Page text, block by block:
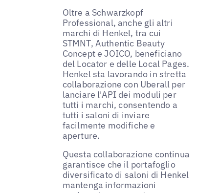
Oltre a Schwarzkopf
Professional, anche gli altri
marchi di Henkel, tra cui
STMNT, Authentic Beauty
Concept e JOICO, beneficiano
del Locator e delle Local Pages.
Henkel sta lavorando in stretta
collaborazione con Uberall per
lanciare l'API dei moduli per
tutti i marchi, consentendo a
tutti i saloni di inviare
facilmente modifiche e
aperture.
Questa collaborazione continua
garantisce che il portafoglio
diversificato di saloni di Henkel
mantenga informazioni